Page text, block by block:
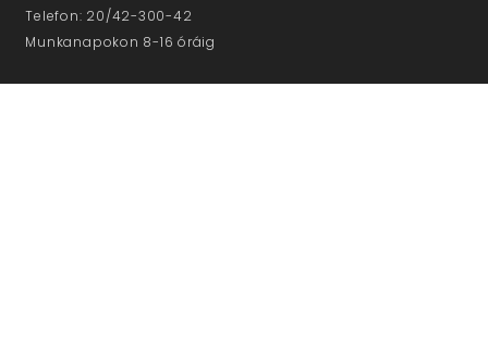
Telefon: 20/42-300-42
Munkanapokon 8-16 óráig